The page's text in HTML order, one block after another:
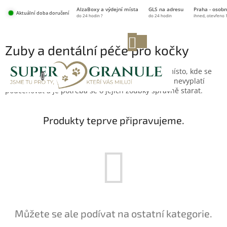
Aktuální doba doručení
AlzaBoxy a výdejní místa GLS na adresu Praha -
do 24 hodin ? do 24 hodin ihned, otevřeno
KOŠÍK
Zuby a dentální péče pro kočky
Zoubky jsou u koček, stejně jako u pejsků a lidí, místo, kde se
nejčastěji tvoří záněty. Dentální hygienu koček se nevyplatí
podceňovat a je potřeba se o jejich zoubky správně starat.
Produkty teprve připravujeme.
Můžete se ale podívat na ostatní kategorie.